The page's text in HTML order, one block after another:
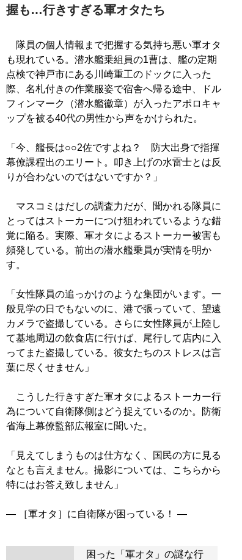
握も…行きすぎる軍オタたち
隊員の個人情報まで把握する気持ち悪い軍オタ
も現れている。潜水艦乗組員の1曹は、艦の定期
点検で神戸市にある川崎重工のドックに入った
際、名札付きの作業服姿で宿舎へ帰る途中、ドル
フィンマーク（潜水艦徽章）が入ったアポロキャ
ップを被る40代の男性から声をかけられた。
「今、艦長は○○2佐ですよね？ 防大出身で指揮
幕僚課程出のエリート。叩き上げの水雷士とは反
りが合わないのではないですか？」
マスコミはだしの調査力だが、聞かれる隊員に
とってはストーカーにつけ狙われているような錯
覚に陥る。実際、軍オタによるストーカー被害も
頻発している。前出の潜水艦乗員が実情を明か
す。
「女性隊員の追っかけのような集団がいます。一
般見学の日でもないのに、港で張っていて、望遠
カメラで盗撮している。さらに女性隊員が上陸し
て基地周辺の飲食店に行けば、尾行して店内に入
ってまた盗撮している。彼女たちのストレスは言
葉に尽くせません」
こうした行きすぎた軍オタによるストーカー行
為について自衛隊側はどう捉えているのか。防衛
省海上幕僚監部広報室に聞いた。
「見えてしまうものは仕方なく、国民の方に見る
なとも言えません。撮影については、こちらから
特にはお答え致しません」
困った「軍オタ」の謎な行